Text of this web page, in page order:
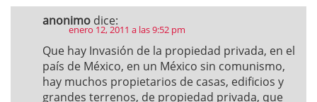
anonimo dice:
enero 12, 2011 a las 9:52 pm
Que hay Invasión de la propiedad privada, en el
país de México, en un México sin comunismo,
hay muchos propietarios de casas, edificios y
grandes terrenos, de propiedad privada, que